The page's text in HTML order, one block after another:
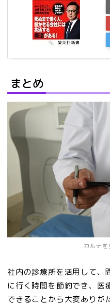
まとめ
カルテ
社内の診療所を活用して、
に行く時間を節約でき、医
できることから大変ありが